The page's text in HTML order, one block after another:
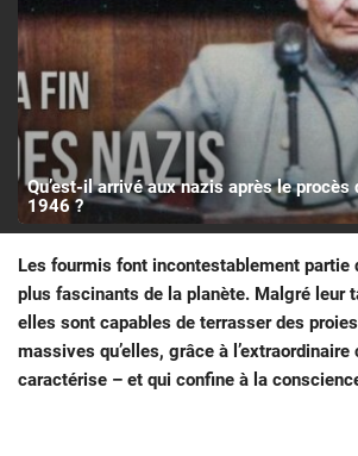
Qu’est-il arrivé aux nazis après le procès
1946 ?
Les fourmis font incontestablement partie
plus fascinants de la planète. Malgré leur
elles sont capables de terrasser des
massives qu’elles, grâce à
caractérise – et qui confine à la